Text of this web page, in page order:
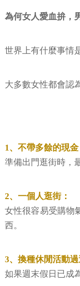
為何女人愛血拚，
世界上有什麼事情
大多數女性都會認
1、不帶多餘的現金
準備出門逛街時，
2、一個人逛街：
女性很容易受購物
西。
3、換種休閒活動過
如果週末假日已成